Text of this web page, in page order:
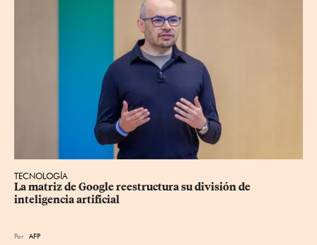
TECNOLOGÍA
La matriz de Google reestructura su división de
inteligencia artificial
Por AFP